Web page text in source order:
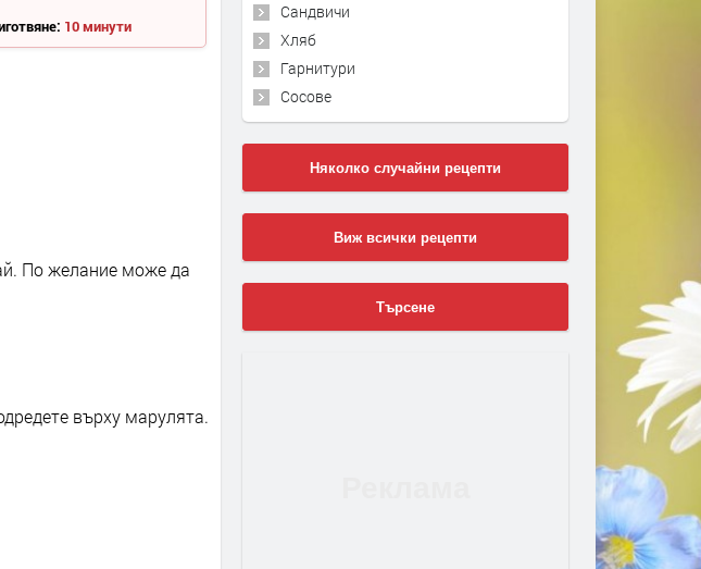
10 минути
По желание може да
върху марулята.
Сандвичи
Хляб
Гарнитури
Сосове
Няколко случайни рецепти
Виж всички рецепти
Търсене